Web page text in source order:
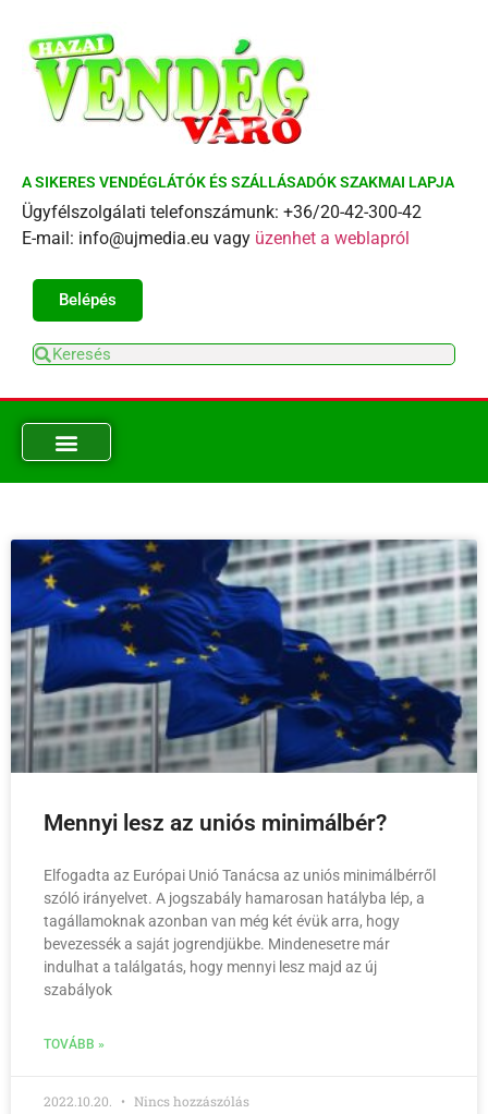
A SIKERES VENDÉGLÁTÓK ÉS SZÁLLÁSADÓK SZAKMAI LAPJA
Ügyfélszolgálati telefonszámunk: +36/20-42-300-42
E-mail: info@ujmedia.eu vagy üzenhet a weblapról
Belépés
Mennyi lesz az uniós minimálbér?
Elfogadta az Európai Unió Tanácsa az uniós minimálbérről
szóló irányelvet. A jogszabály hamarosan hatályba lép, a
tagállamoknak azonban van még két évük arra, hogy
bevezessék a saját jogrendjükbe. Mindenesetre már
indulhat a találgatás, hogy mennyi lesz majd az új
szabályok
TOVÁBB »
2022.10.20. Nincs hozzászólás